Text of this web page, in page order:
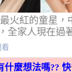
火紅的童星，
全家人現在過
什麼想法嗎??